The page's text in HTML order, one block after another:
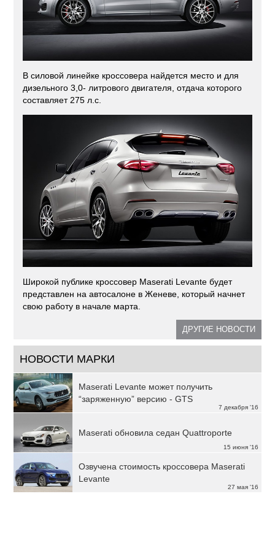
В силовой линейке кроссовера найдется место и для
дизельного 3,0- литрового двигателя, отдача которого
составляет 275 л.с.
Широкой публике кроссовер Maserati Levante будет
представлен на автосалоне в Женеве, который начнет
свою работу в начале марта.
ДРУГИЕ НОВОСТИ
НОВОСТИ МАРКИ
7 декабря '16
Maserati Levante может получить
“заряженную” версию - GTS
15 июня '16
Maserati обновила седан Quattroporte
27 мая '16
Озвучена стоимость кроссовера Maserati
Levante